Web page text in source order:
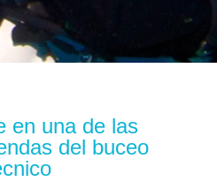
en una de las
del buceo